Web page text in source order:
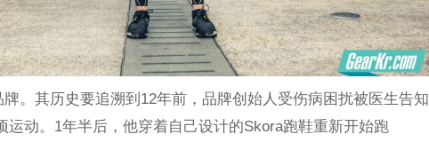
。其历史要追溯到 12年前，品牌创始人受伤病困扰被医生告知
运动。1年半后，他穿着自己设计的Skora跑鞋重新开始跑